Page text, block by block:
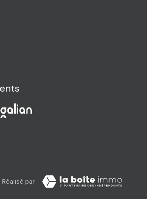
Réalisé par